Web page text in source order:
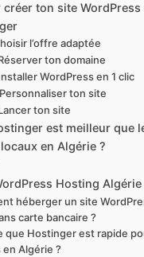
créer ton site WordPress
l’offre adaptée
ton domaine
WordPress en 1 clic
ton site
ton site
est meilleur que
en Algérie ?
Hosting Algérie
héberger un site
carte bancaire ?
que Hostinger est rapide
Algérie ?